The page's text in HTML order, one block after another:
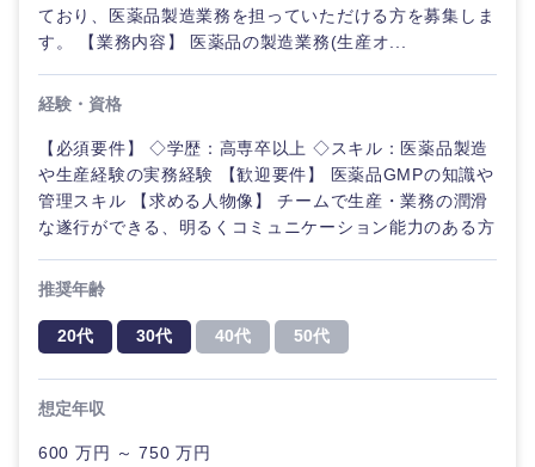
甲信越・北陸
新潟県
ており、医薬品製造業務を担っていただける方を募集しま
す。 【業務内容】 医薬品の製造業務(生産オ...
経験・資格
【必須要件】 ◇学歴：高専卒以上 ◇スキル：医薬品製造
や生産経験の実務経験 【歓迎要件】 医薬品GMPの知識や
管理スキル 【求める人物像】 チームで生産・業務の潤滑
な遂行ができる、明るくコミュニケーション能力のある方
推奨年齢
20代 30代 40代 50代
想定年収
600 万円 ～ 750 万円